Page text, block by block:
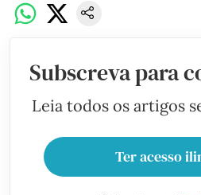
Subscreva para
Leia todos os artigos
Ter acesso